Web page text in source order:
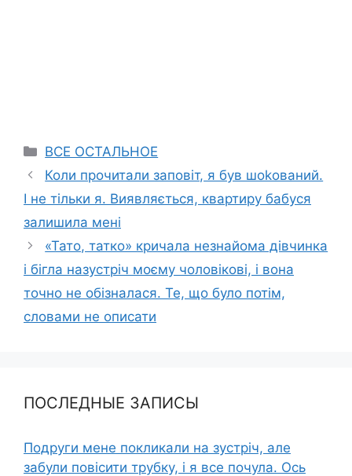
Categories
ВСЕ ОСТАЛЬНОЕ
Коли прочитали заповіт, я був шokовaний.
І не тільки я. Виявляється, квартиру бабуся
залишила мені
«Тато, татко» кричала незнайома дівчинка
і бігла назустріч моєму чоловікові, і вона
точно не обізналася. Те, що було потім,
словами не описати
ПОСЛЕДНЫЕ ЗАПИСЫ
Подруги мене покликали на зустріч, але
забули повісити трубку, і я все почула. Ось